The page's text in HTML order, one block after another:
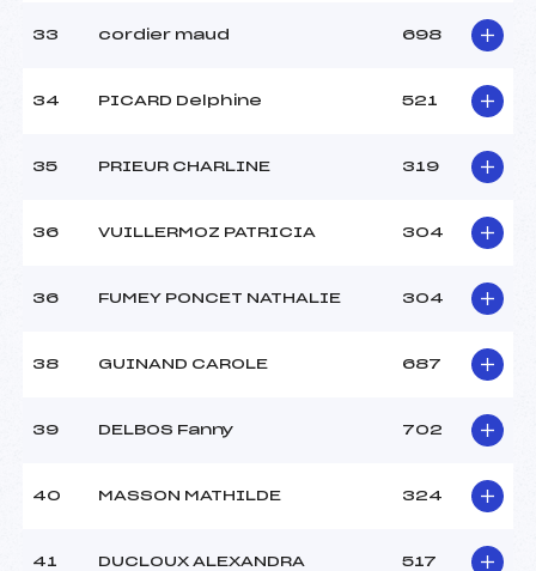
33 cordier maud 698
34 PICARD Delphine 521
35 PRIEUR CHARLINE 319
36 VUILLERMOZ PATRICIA 304
36 FUMEY PONCET NATHALIE 304
38 GUINAND CAROLE 687
39 DELBOS Fanny 702
40 MASSON MATHILDE 324
41 DUCLOUX ALEXANDRA 517